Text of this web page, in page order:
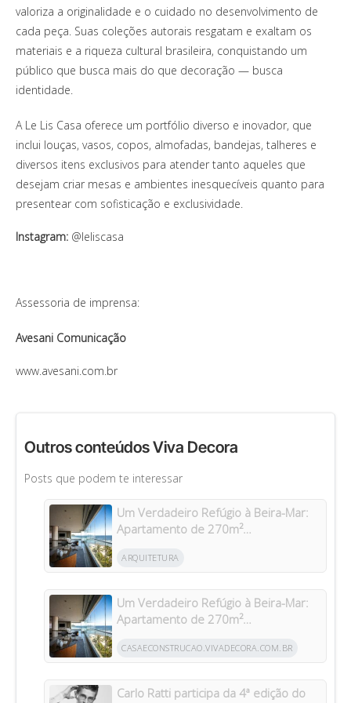
valoriza a originalidade e o cuidado no desenvolvimento de
cada peça. Suas coleções autorais resgatam e exaltam os
materiais e a riqueza cultural brasileira, conquistando um
público que busca mais do que decoração — busca
identidade.
A Le Lis Casa oferece um portfólio diverso e inovador, que
inclui louças, vasos, copos, almofadas, bandejas, talheres e
diversos itens exclusivos para atender tanto aqueles que
desejam criar mesas e ambientes inesquecíveis quanto para
presentear com sofisticação e exclusividade.
Instagram: @leliscasa
Assessoria de imprensa:
Avesani Comunicação
www.avesani.com.br
Outros conteúdos Viva Decora
Posts que podem te interessar
Um Verdadeiro Refúgio à Beira-Mar:
Apartamento de 270m²
Riviera
ARQUITETURA
Um Verdadeiro Refúgio à Beira-Mar:
Apartamento de 270m²
Riviera
CASAECONSTRUCAO.VIVADECORA.COM.BR
Carlo Ratti participa da 4ª edição do